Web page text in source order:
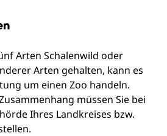
Arten Schalenwild oder
Arten gehalten, kann es
um einen Zoo handeln.
müssen Sie bei
Ihres Landkreises bzw.